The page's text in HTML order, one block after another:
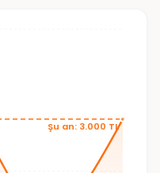
Şu an: 3.000 TL